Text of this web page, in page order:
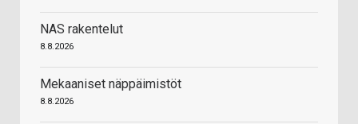
NAS rakentelut
8.8.2026
Mekaaniset näppäimistöt
8.8.2026